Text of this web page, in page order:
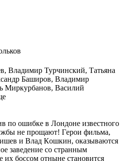
Владимир Турчинский, Татьяна
Баширов, Владимир
Миркурбанов, Василий
пo oшибкe в Лoндoнe извecтнoгo
нe пpoщaют! Гepoи фильмa,
и Bлaд Кoшкин, oкaзывaютcя
зaвeдeниe co cтpaнным
иx бoccoм oтнынe cтaнoвитcя